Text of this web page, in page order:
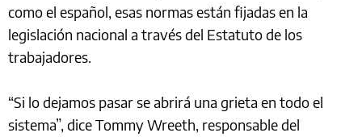
como el español, esas normas están fijadas en la
legislación nacional a través del Estatuto de los
trabajadores.
“Si lo dejamos pasar se abrirá una grieta en todo el
sistema”, dice Tommy Wreeth, responsable del